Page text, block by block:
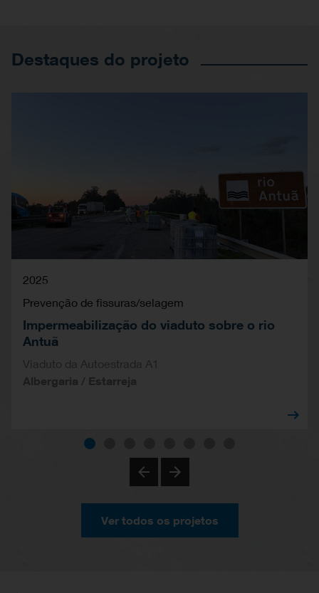
Destaques do projeto
2025
Prevenção de fissuras/selagem
Impermeabilização do viaduto sobre o rio
Antuã
Viaduto da Autoestrada A1
Albergaria / Estarreja
Ver todos os projetos